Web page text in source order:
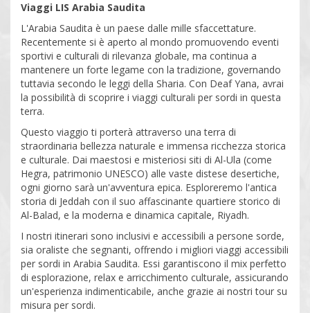
Viaggi LIS Arabia Saudita
L'Arabia Saudita è un paese dalle mille sfaccettature.
Recentemente si è aperto al mondo promuovendo eventi
sportivi e culturali di rilevanza globale, ma continua a
mantenere un forte legame con la tradizione, governando
tuttavia secondo le leggi della Sharia. Con Deaf Yana, avrai
la possibilità di scoprire i viaggi culturali per sordi in questa
terra.
Questo viaggio ti porterà attraverso una terra di
straordinaria bellezza naturale e immensa ricchezza storica
e culturale. Dai maestosi e misteriosi siti di Al-Ula (come
Hegra, patrimonio UNESCO) alle vaste distese desertiche,
ogni giorno sarà un'avventura epica. Esploreremo l'antica
storia di Jeddah con il suo affascinante quartiere storico di
Al-Balad, e la moderna e dinamica capitale, Riyadh.
I nostri itinerari sono inclusivi e accessibili a persone sorde,
sia oraliste che segnanti, offrendo i migliori viaggi accessibili
per sordi in Arabia Saudita. Essi garantiscono il mix perfetto
di esplorazione, relax e arricchimento culturale, assicurando
un'esperienza indimenticabile, anche grazie ai nostri tour su
misura per sordi.